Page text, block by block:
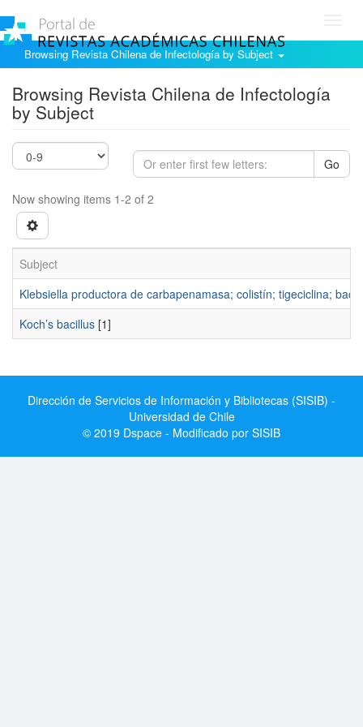
Browsing Revista Chilena de Infectología by Subject
Browsing Revista Chilena de Infectología
by Subject
Go
Now showing items 1-2 of 2
Subject
Klebsiella productora de carbapenamasa; colistín; tigeciclina;
Koch’s bacillus [1]
Dirección de Servicios de Información y Bibliotecas (SISIB) -
Universidad de Chile
© 2019 Dspace - Modificado por SISIB